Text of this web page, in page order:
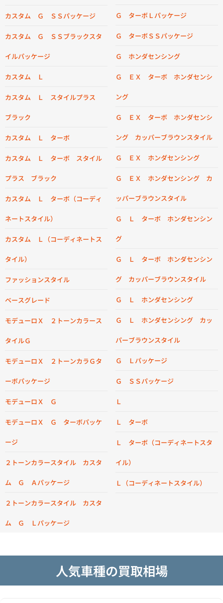
カスタム Ｇ ＳＳパッケージ
カスタム Ｇ ＳＳブラックスタ
イルパッケージ
カスタム Ｌ
カスタム Ｌ スタイルプラス
ブラック
カスタム Ｌ ターボ
カスタム Ｌ ターボ スタイル
プラス ブラック
カスタム Ｌ ターボ（コーディ
ネートスタイル）
カスタム Ｌ（コーディネートス
タイル）
ファッションスタイル
ベースグレード
モデューロＸ ２トーンカラース
タイルＧ
モデューロＸ ２トーンカラＧタ
ーボパッケージ
モデューロＸ Ｇ
モデューロＸ Ｇ ターボパッケ
ージ
２トーンカラースタイル カスタ
ム Ｇ Ａパッケージ
２トーンカラースタイル カスタ
ム Ｇ Ｌパッケージ
Ｇ ターボＬパッケージ
Ｇ ターボＳＳパッケージ
Ｇ ホンダセンシング
Ｇ ＥＸ ターボ ホンダセンシ
ング
Ｇ ＥＸ ターボ ホンダセンシ
ング カッパーブラウンスタイル
Ｇ ＥＸ ホンダセンシング
Ｇ ＥＸ ホンダセンシング カ
ッパーブラウンスタイル
Ｇ Ｌ ターボ ホンダセンシン
グ
Ｇ Ｌ ターボ ホンダセンシン
グ カッパーブラウンスタイル
Ｇ Ｌ ホンダセンシング
Ｇ Ｌ ホンダセンシング カッ
パーブラウンスタイル
Ｇ Ｌパッケージ
Ｇ ＳＳパッケージ
Ｌ
Ｌ ターボ
Ｌ ターボ（コーディネートスタ
イル）
Ｌ（コーディネートスタイル）
人気車種の買取相場